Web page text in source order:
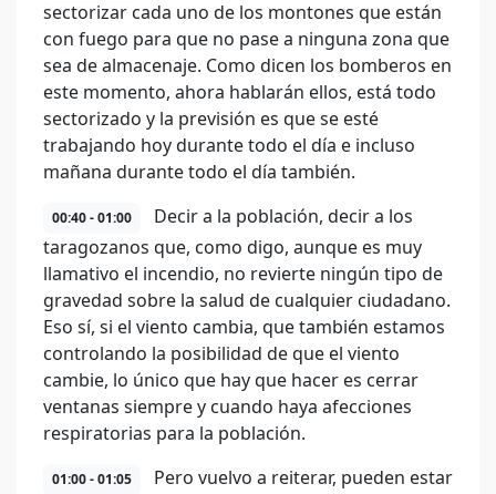
sectorizar cada uno de los montones que están
con fuego para que no pase a ninguna zona que
sea de almacenaje. Como dicen los bomberos en
este momento, ahora hablarán ellos, está todo
sectorizado y la previsión es que se esté
trabajando hoy durante todo el día e incluso
mañana durante todo el día también.
00:40 - 01:00
Decir a la población, decir a los
taragozanos que, como digo, aunque es muy
llamativo el incendio, no revierte ningún tipo de
gravedad sobre la salud de cualquier ciudadano.
Eso sí, si el viento cambia, que también estamos
controlando la posibilidad de que el viento
cambie, lo único que hay que hacer es cerrar
ventanas siempre y cuando haya afecciones
respiratorias para la población.
01:00 - 01:05
Pero vuelvo a reiterar, pueden estar